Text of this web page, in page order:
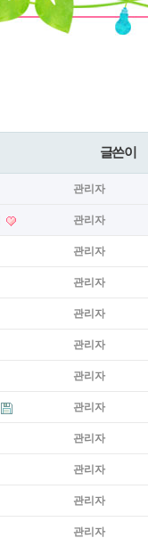
글쓴이
관리자
관리자
관리자
관리자
관리자
관리자
관리자
관리자
관리자
관리자
관리자
관리자